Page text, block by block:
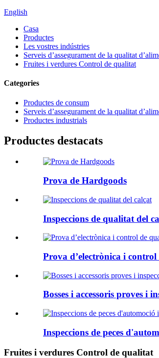
English
Casa
Productes
Les vostres indústries
Serveis d’assegurament de la qualitat
Fruites i verdures Control de qualitat
Categories
Productes de consum
Serveis d’assegurament de la qualitat
Productes industrials
Productes destacats
Prova de Hardgoods
Inspeccions de qualitat del
Prova d’electrònica i
Bosses i accessoris proves i
Inspeccions de peces
Fruites i verdures Control de qualitat